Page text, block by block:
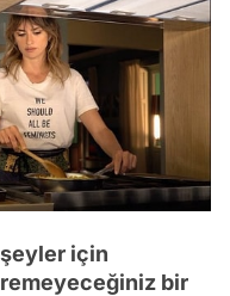
için
bir